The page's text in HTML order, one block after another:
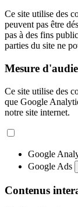
Ce site utilise des
peuvent pas être
pas à des fins
parties du site ne
Mesure
Ce site utilise des
que Google
notre site internet.
Google
Google Ads
Contenus